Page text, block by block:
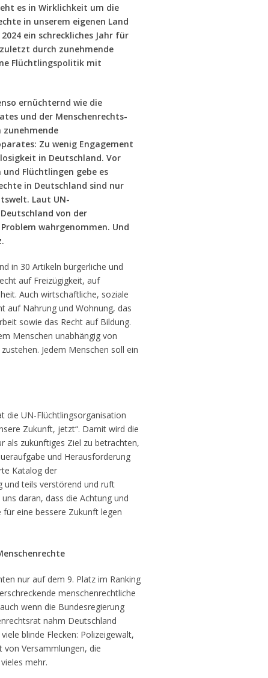
es in Wirklichkeit um die
in unserem eigenen Land
ein schreckliches Jahr für
durch zunehmende
Flüchtlingspolitik mit
ernüchternd wie die
und der Menschenrechts-
Zu wenig Engagement
in Deutschland. Vor
Flüchtlingen gebe es
in Deutschland sind nur
Laut UN-
von der
wahrgenommen. Und
in 30 Artikeln bürgerliche und
auf Freizügigkeit, auf
Auch wirtschaftliche, soziale
auf Nahrung und Wohnung, das
sowie das Recht auf Bildung.
Menschen unabhängig von
Jedem Menschen soll ein
die UN-Flüchtlingsorganisation
Zukunft, jetzt“. Damit wird die
als zukünftiges Ziel zu betrachten,
und Herausforderung
Katalog der
und teils verstörend und ruft
daran, dass die Achtung und
eine bessere Zukunft legen
nur auf dem 9. Platz im Ranking
menschenrechtliche
wenn die Bundesregierung
nahm Deutschland
blinde Flecken: Polizeigewalt,
von Versammlungen, die
mehr.